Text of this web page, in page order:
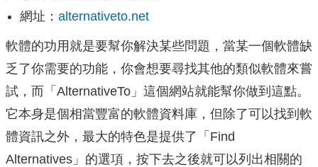
網址： alternativeto.net
軟體的功用就是要幫你解決某些問題，當某一個軟體缺
乏了你需要的功能，你會想要尋找其他的類似軟體來嘗
試，而「AlternativeTo」這個網站就能幫你做到這點。
它本身是個相當豐富的軟體資料庫，但除了可以找到軟
體資訊之外，最大的特色是提供了「Find
Alternatives」的選項，按下去之後就可以列出相關的